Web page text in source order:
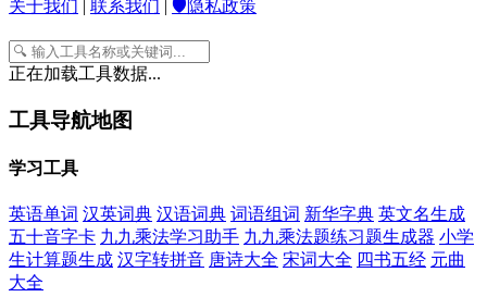
关于我们 | 联系我们 | 🛡️隐私政策
正在加载工具数据...
工具导航地图
学习工具
英语单词 汉英词典 汉语词典 词语组词 新华字典 英文名生成
五十音字卡 九九乘法学习助手 九九乘法题练习题生成器 小学
生计算题生成 汉字转拼音 唐诗大全 宋词大全 四书五经 元曲
大全